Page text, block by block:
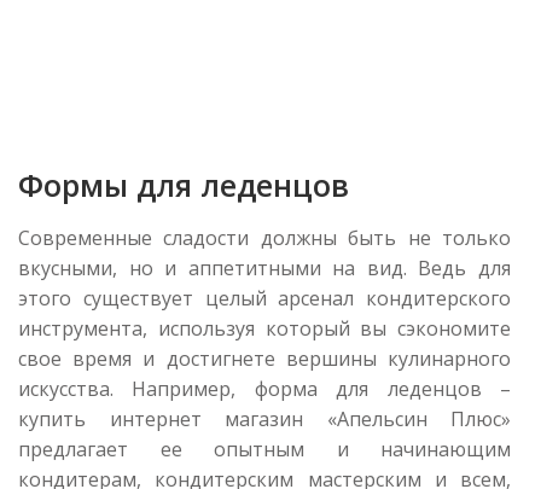
Формы для леденцов
Современные сладости должны быть не только
вкусными, но и аппетитными на вид. Ведь для
этого существует целый арсенал кондитерского
инструмента, используя который вы сэкономите
свое время и достигнете вершины кулинарного
искусства. Например, форма для леденцов –
купить интернет магазин «Апельсин Плюс»
предлагает ее опытным и начинающим
кондитерам, кондитерским мастерским и всем,